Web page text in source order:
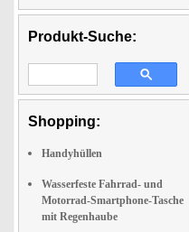
Produkt-Suche:
Shopping:
Handyhüllen
Wasserfeste Fahrrad- und
Motorrad-Smartphone-Tasche
mit Regenhaube